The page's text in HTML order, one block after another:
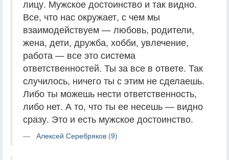
лицу. Мужское достоинство и так видно.
Все, что нас окружает, с чем мы
взаимодействуем — любовь, родители,
жена, дети, дружба, хобби, увлечение,
работа — все это система
ответственностей. Ты за все в ответе. Так
случилось, ничего ты с этим не сделаешь.
Либо ты можешь нести ответственность,
либо нет. А то, что ты ее несешь — видно
сразу. Это и есть мужское достоинство.
Алексей Серебряков (9)